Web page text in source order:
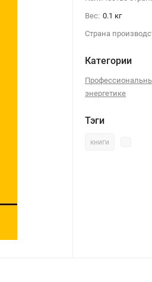
Вес: 0.1 кг
Страна
Категории
энергетике
Тэги
книги